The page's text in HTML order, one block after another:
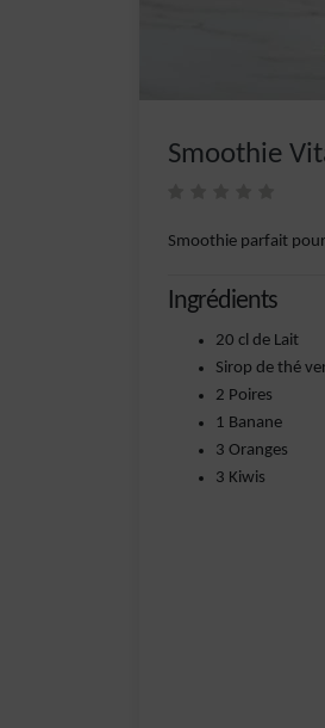
Smoothie
Smoothie parfait
Ingrédients
20 cl de Lait
Sirop de thé
2 Poires
1 Banane
3 Oranges
3 Kiwis